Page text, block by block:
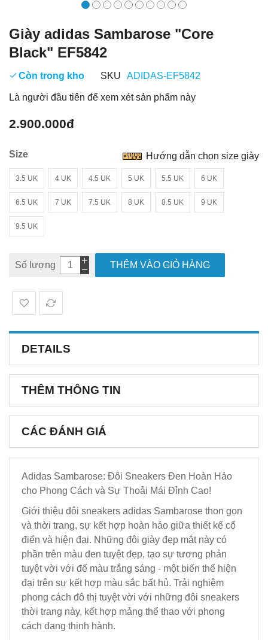
Giày adidas Sambarose "Core
Black" EF5842
Còn trong kho SKU ADIDAS-EF5842
Là người đầu tiên để xem xét sản phẩm này
2.900.000đ
Size
3.5 UK 4 UK 4.5 UK 5 UK 5.5 UK 6 UK
6.5 UK 7 UK 7.5 UK 8 UK 8.5 UK 9 UK
9.5 UK
Hướng dẫn chọn size giày
Số lượng THÊM VÀO GIỎ HÀNG
DETAILS
THÊM THÔNG TIN
CÁC ĐÁNH GIÁ
Adidas Sambarose: Đôi Sneakers Đen Hoàn Hảo
cho Phong Cách và Sự Thoải Mái Đỉnh Cao!
Giới thiệu đôi sneakers adidas Sambarose thon gọn
và thời trang, sự kết hợp hoàn hảo giữa thiết kế cổ
điển và hiện đại. Những đôi giày đẹp mắt này có
phần trên màu đen tuyệt đẹp, tạo sự tương phản
tuyệt vời với đế màu trắng sáng - một biến thể hiện
đại trên sự kết hợp màu sắc bất hủ. Trải nghiệm
phong cách đô thị tuyệt vời với những đôi sneakers
thời trang này, kết hợp mảng thể thao với phong
cách đang thịnh hành.